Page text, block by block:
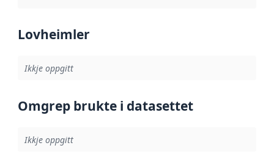
Lovheimler
Ikkje oppgitt
Omgrep brukte i datasettet
Ikkje oppgitt